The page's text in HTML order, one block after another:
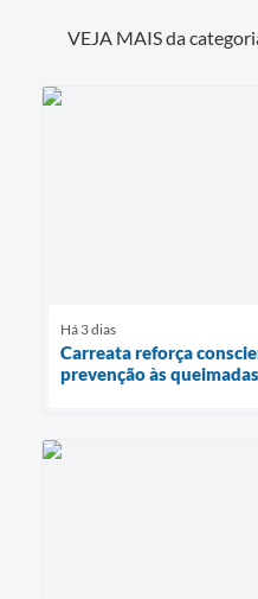
VEJA MAIS da
Há 3 dias
Carreata reforça
prevenção às queimadas